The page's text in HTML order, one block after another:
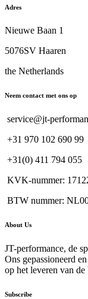
Adres
Nieuwe Baan 1
5076SV Haaren
the Netherlands
Neem contact met ons op
service@jt-
+31 970 102 690 99
+31(0) 411 794 055
KVK-nummer:
BTW nummer:
About Us
JT-performance, de
Ons gepassioneerd
op het leveren van de
Subscribe